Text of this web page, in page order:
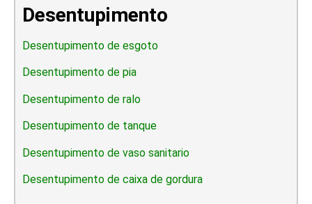
Desentupimento
Desentupimento de esgoto
Desentupimento de pia
Desentupimento de ralo
Desentupimento de tanque
Desentupimento de vaso sanitario
Desentupimento de caixa de gordura